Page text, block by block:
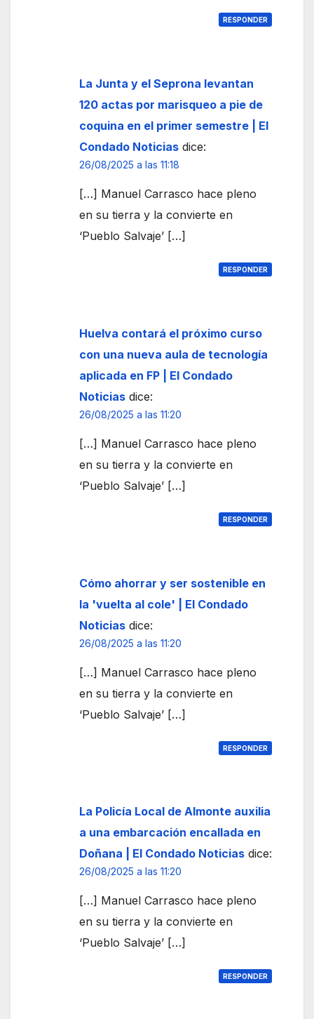
RESPONDER
La Junta y el Seprona levantan
120 actas por marisqueo a pie de
coquina en el primer semestre | El
Condado Noticias dice:
26/08/2025 a las 11:18
[…] Manuel Carrasco hace pleno
en su tierra y la convierte en
‘Pueblo Salvaje’ […]
RESPONDER
Huelva contará el próximo curso
con una nueva aula de tecnología
aplicada en FP | El Condado
Noticias dice:
26/08/2025 a las 11:20
[…] Manuel Carrasco hace pleno
en su tierra y la convierte en
‘Pueblo Salvaje’ […]
RESPONDER
Cómo ahorrar y ser sostenible en
la 'vuelta al cole' | El Condado
Noticias dice:
26/08/2025 a las 11:20
[…] Manuel Carrasco hace pleno
en su tierra y la convierte en
‘Pueblo Salvaje’ […]
RESPONDER
La Policía Local de Almonte auxilia
a una embarcación encallada en
Doñana | El Condado Noticias dice:
26/08/2025 a las 11:20
[…] Manuel Carrasco hace pleno
en su tierra y la convierte en
‘Pueblo Salvaje’ […]
RESPONDER